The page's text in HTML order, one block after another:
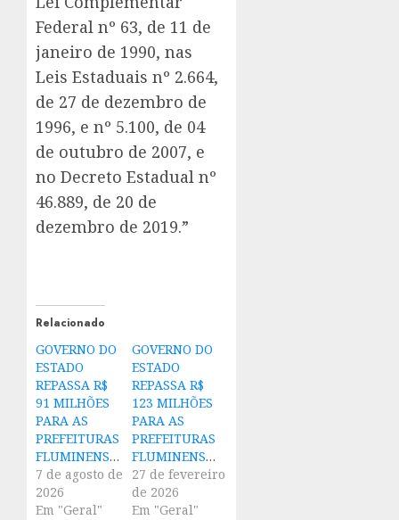
Federal nº 63, de 11 de
janeiro de 1990, nas
Leis Estaduais nº 2.664,
de 27 de dezembro de
1996, e nº 5.100, de 04
de outubro de 2007, e
no Decreto Estadual nº
46.889, de 20 de
dezembro de 2019.”
Relacionado
GOVERNO DO
ESTADO
REPASSA R$
91 MILHÕES
PARA AS
PREFEITURAS
FLUMINENSES
7 de agosto de
2026
Em "Geral"
GOVERNO DO
ESTADO
REPASSA R$
123 MILHÕES
PARA AS
PREFEITURAS
FLUMINENSES
27 de fevereiro
de 2026
Em "Geral"